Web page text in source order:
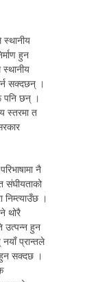
स्थानीय
हुन
स्थानीय
सक्दछन् ।
पनि छन् ।
स्तरमा त
नै
संघीयताको
निम्त्याउँछ ।
थोरै
उत्पन्न हुन
प्रान्तले
हुन सक्दछ ।